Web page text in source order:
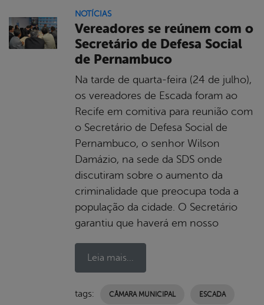
NOTÍCIAS
Vereadores se reúnem com o
Secretário de Defesa Social
de Pernambuco
Na tarde de quarta-feira (24 de julho),
os vereadores de Escada foram ao
Recife em comitiva para reunião com
o Secretário de Defesa Social de
Pernambuco, o senhor Wilson
Damázio, na sede da SDS onde
discutiram sobre o aumento da
criminalidade que preocupa toda a
população da cidade. O Secretário
garantiu que haverá em nosso
Leia mais...
tags: CÂMARA MUNICIPAL ESCADA